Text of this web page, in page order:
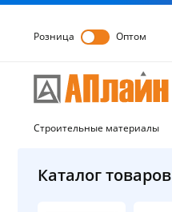
Розница Оптом
Строительные материалы
Каталог товаров